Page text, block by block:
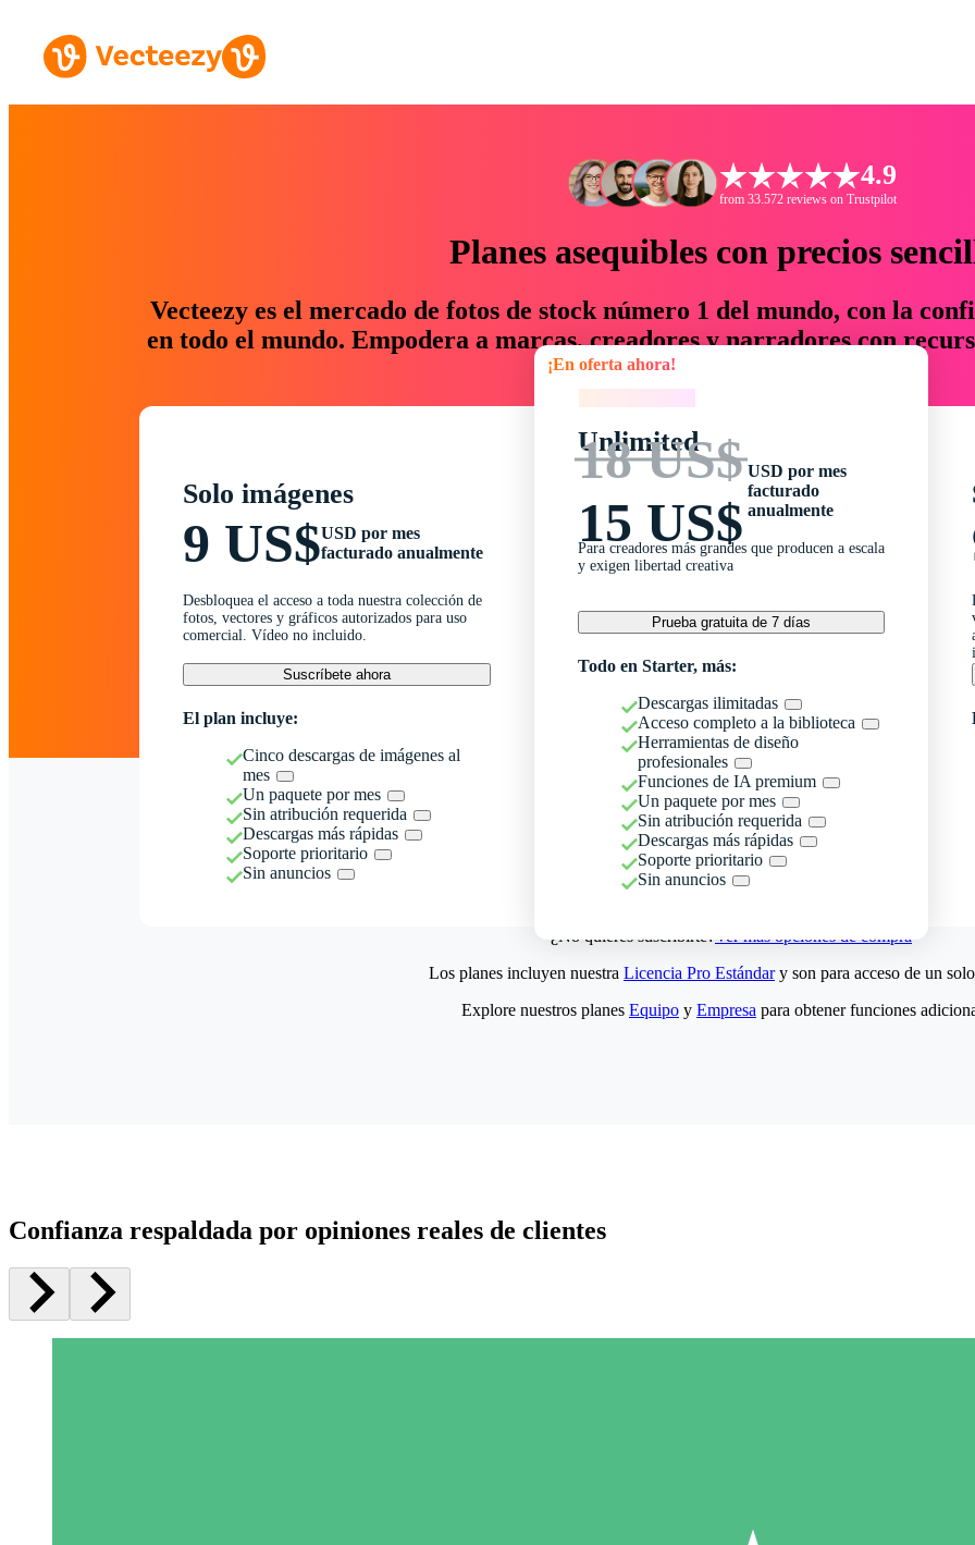
4.9
from 33.572 reviews on Trustpilot
Planes asequibles con precios
Vecteezy es el mercado de fotos de stock número 1 del mundo, con la
en todo el mundo. Empodera a marcas, creadores y narradores con
un 76 % en tiempo y presupuesto.
Solo imágenes
9 US$USD por mes
facturado anualmente
Desbloquea el acceso a toda nuestra colección de
fotos, vectores y gráficos autorizados para uso
comercial. Vídeo no incluido.
Suscríbete ahora
El plan incluye:
Cinco descargas de imágenes al
mes
Un paquete por mes
Sin atribución requerida
Descargas más rápidas
Soporte prioritario
Sin anuncios
¡En oferta ahora!
Unlimited
18 US$
15 US$
USD por mes
facturado
anualmente
Para creadores más grandes que producen a escala
y exigen libertad creativa
Prueba gratuita de 7 días
Todo en Starter, más:
Descargas ilimitadas
Acceso completo a la biblioteca
Herramientas de diseño
profesionales
Funciones de IA premium
Un paquete por mes
Sin atribución requerida
Descargas más rápidas
Soporte prioritario
Sin anuncios
¿No quieres suscribirte?Ver más opciones de compra
Los planes incluyen nuestra Licencia Pro Estándary son para acceso de un
Explore nuestros planes Equipo y Empresa para obtener funciones
Confianza respaldada por opiniones reales de clientes